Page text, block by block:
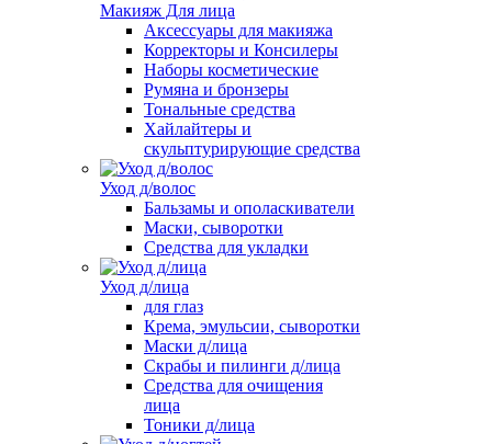
Макияж Для лица
Аксессуары для макияжа
Корректоры и Консилеры
Наборы косметические
Румяна и бронзеры
Тональные средства
Хайлайтеры и
скульптурирующие средства
Уход д/волос
Бальзамы и ополаскиватели
Маски, сыворотки
Средства для укладки
Уход д/лица
для глаз
Крема, эмульсии, сыворотки
Маски д/лица
Скрабы и пилинги д/лица
Средства для очищения
лица
Тоники д/лица